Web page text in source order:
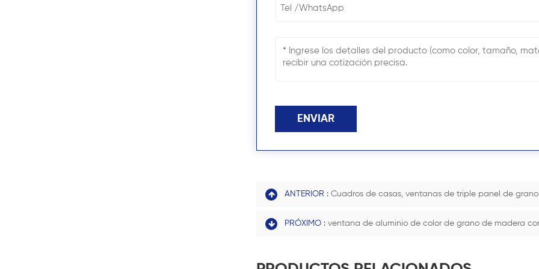
ENVIAR
ANTERIOR : Cuadros de casas, ventanas de triple panel de
PRÓXIMO : ventana de aluminio de color de grano de madera